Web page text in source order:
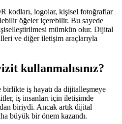
kodları, logolar, kişisel fotoğraflar
öğeler içerebilir. Bu sayede
mümkün olur. Dijital
ve diğer iletişim araçlarıyla
kullanmalısınız?
iş hayatı da dijitalleşmeye
iş insanları için iletişimde
biriydi. Ancak artık dijital
büyük bir önem kazandı.